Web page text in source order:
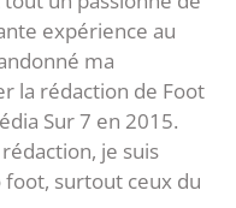
expérience au
ma
la rédaction de Foot
Sur 7 en 2015.
je suis
surtout ceux du